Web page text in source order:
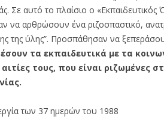
Σε αυτό το πλαίσιο ο «Εκπαιδευτικός
να αρθρώσουν ένα ριζοσπαστικό,
της ύλης”. Προσπάθησαν να
τα εκπαιδευτικά με τα
τους, που είναι ριζωμένες
των 37 ημερών του 1988